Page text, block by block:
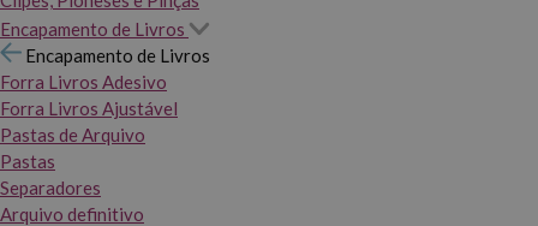
Encapamento de Livros
Encapamento de Livros
Forra Livros Adesivo
Forra Livros Ajustável
Pastas de Arquivo
Pastas
Separadores
Arquivo definitivo